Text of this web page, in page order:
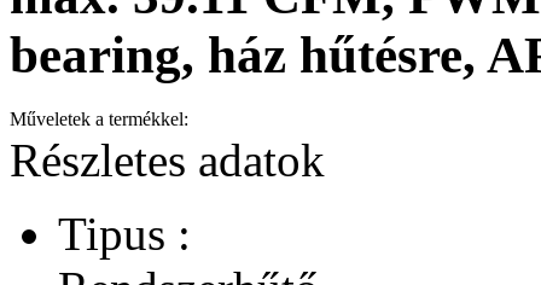
bearing, ház hűtésre,
Műveletek a termékkel:
Részletes adatok
Tipus :